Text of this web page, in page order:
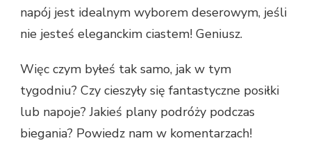
napój jest idealnym wyborem deserowym, jeśli
nie jesteś eleganckim ciastem! Geniusz.
Więc czym byłeś tak samo, jak w tym
tygodniu? Czy cieszyły się fantastyczne posiłki
lub napoje? Jakieś plany podróży podczas
biegania? Powiedz nam w komentarzach!